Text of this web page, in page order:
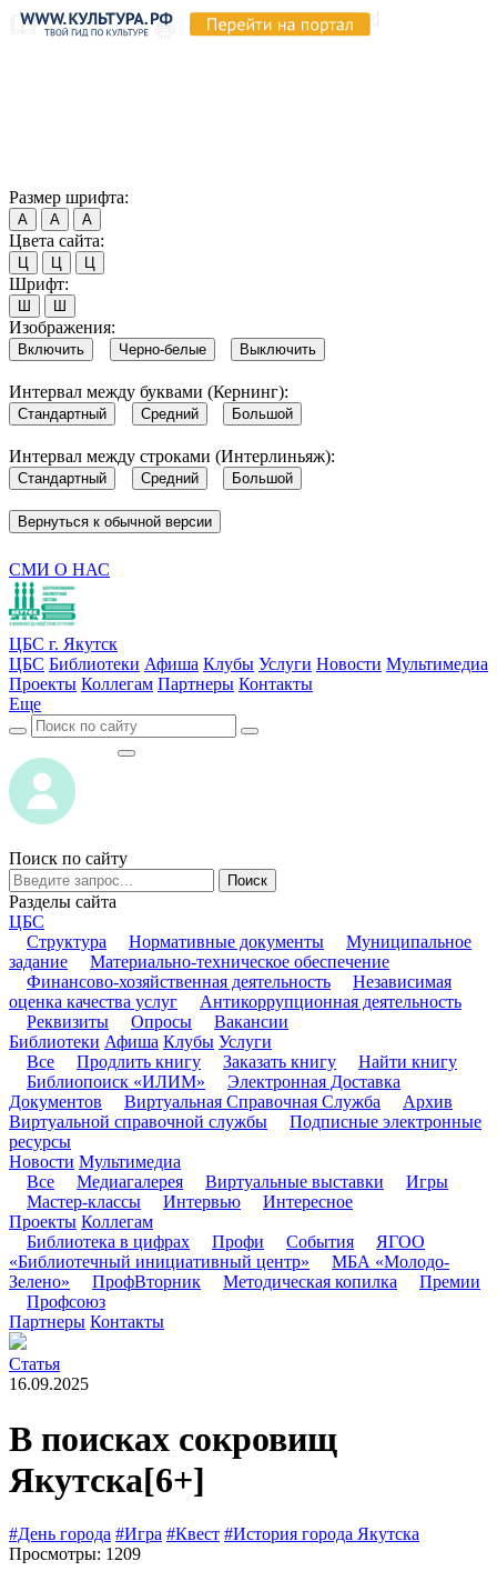
Размер шрифта:
А А А
Цвета сайта:
Ц Ц Ц
Шрифт:
Ш Ш
Изображения:
Включить Черно-белые Выключить
Интервал между буквами (Кернинг):
Стандартный Средний Большой
Интервал между строками (Интерлиньяж):
Стандартный Средний Большой
Вернуться к обычной версии
СМИ О НАС
ЦБС г. Якутск
ЦБС Библиотеки Афиша Клубы Услуги Новости Мультимедиа
Проекты Коллегам Партнеры Контакты
Еще
Поиск по сайту
Поиск
Разделы сайта
ЦБС
Структура
Нормативные документы
Муниципальное
задание
Материально-техническое обеспечение
Финансово-хозяйственная деятельность
Независимая
оценка качества услуг
Антикоррупционная деятельность
Реквизиты
Опросы
Вакансии
Библиотеки Афиша Клубы Услуги
Все
Продлить книгу Заказать книгу
Найти книгу
Библиопоиск «ИЛИМ»
Электронная Доставка
Документов
Виртуальная Справочная Служба
Архив
Виртуальной справочной службы
Подписные электронные
ресурсы
Новости Мультимедиа
Все
Медиагалерея Виртуальные выставки
Игры
Мастер-классы
Интервью
Интересное
Проекты Коллегам
Библиотека в цифрах
Профи События
ЯГОО
«Библиотечный инициативный центр»
МБА «Молодо-
Зелено»
ПрофВторник Методическая копилка
Премии
Профсоюз
Партнеры Контакты
Статья
16.09.2025
В поисках сокровищ
Якутска[6+]
#День города #Игра #Квест #История города Якутска
Просмотры: 1209